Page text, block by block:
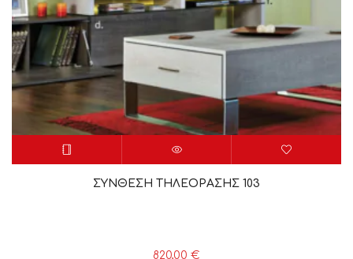
ΣΥΝΘΕΣΗ ΤΗΛΕΟΡΑΣΗΣ 103
820,00 €